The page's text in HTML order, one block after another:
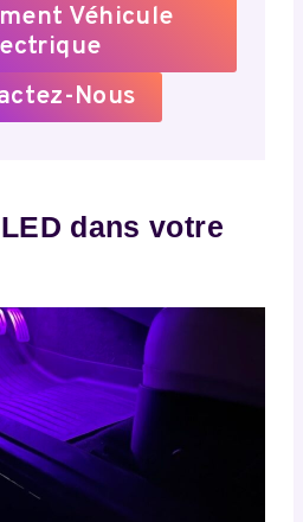
Véhicule
Nous
dans votre